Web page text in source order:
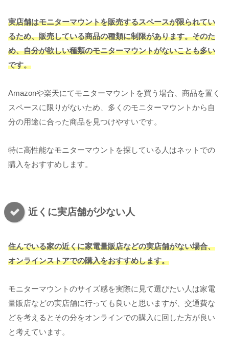
実店舗はモニターマウントを販売するスペースが限られてい
るため、販売している商品の種類に制限があります。そのた
め、自分が欲しい種類のモニターマウントがないことも多い
です。
Amazonや楽天にてモニターマウントを買う場合、商品を置く
スペースに限りがないため、多くのモニターマウントから自
分の用途に合った商品を見つけやすいです。
特に高性能なモニターマウントを探している人はネットでの
購入をおすすめします。
近くに実店舗が少ない人
住んでいる家の近くに家電量販店などの実店舗がない場合、
オンラインストアでの購入をおすすめします。
モニターマウントのサイズ感を実際に見て選びたい人は家電
量販店などの実店舗に行っても良いと思いますが、交通費な
どを考えるとその分をオンラインでの購入に回した方が良い
と考えています。